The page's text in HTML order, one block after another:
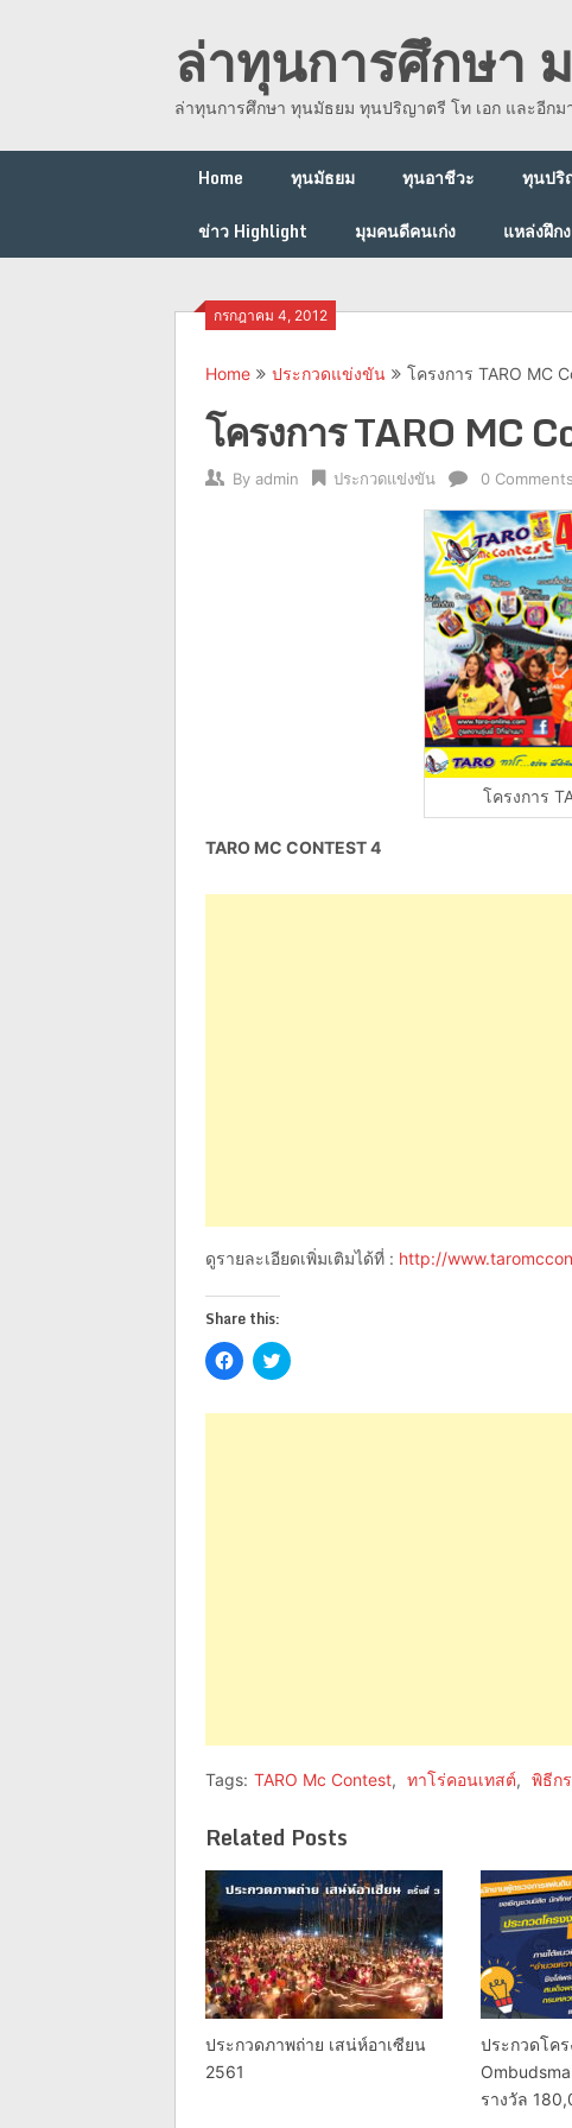
ล่าทุนการศึกษา
ล่าทุนการศึกษา ทุนมัธยม ทุนปริญาตรี โท เอก และอีกม
Home ทุนมัธยม ทุนอาชีวะ ทุนป
ข่าว Highlight
มุมคนดีคนเก่ง แหล่งฝึก
กรกฎาคม 4, 2012
Home ประกวดแข่งขัน โครงการ TARO MC
โครงการ TARO MC
By admin ประกวดแข่งขัน 0 Comments
โครงการ
TARO MC CONTEST 4
ดูรายละเอียดเพิ่มเติมได้ที่ : http://
Share this:
Click
to
Facebook
Click
to
Twitter
Tags: TARO Mc Contest, ทาโร่คอนเทสต์, พิธีก
Related Posts
ประกวดภาพถ่าย เสน่ห์อาเซียน
2561
ประกวดโค
รางวัล